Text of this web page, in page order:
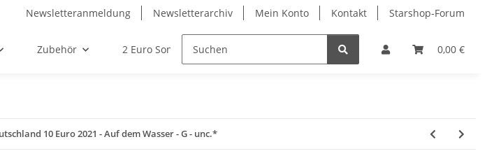
Newsletteranmeldung Newsletterarchiv Mein Konto Kontakt Starshop-Forum
0,00 €
Zubehör 2 Euro Sondermünzen
10 Euro 2021 - Auf dem Wasser - G - unc.*